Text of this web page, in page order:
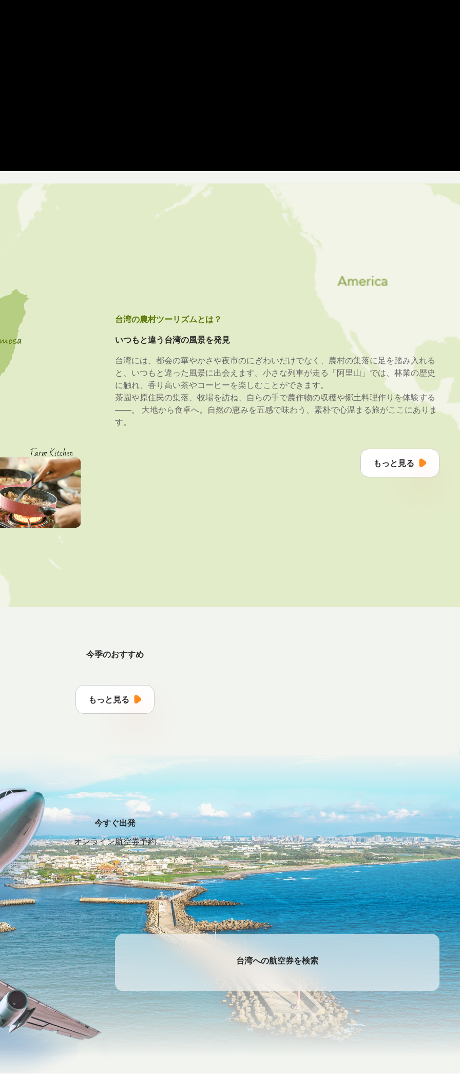
台湾の農村ツーリズムとは？
いつもと違う台湾の風景を発見
台湾には、都会の華やかさや夜市のにぎわいだけでなく、農村の集落に足を踏み入れる
と、いつもと違った風景に出会えます。小さな列車が走る「阿里山」では、林業の歴史
に触れ、香り高い茶やコーヒーを楽しむことができます。
茶園や原住民の集落、牧場を訪ね、自らの手で農作物の収穫や郷土料理作りを体験する
――。 大地から食卓へ。自然の恵みを五感で味わう、素朴で心温まる旅がここにありま
す。
もっと見る
今季のおすすめ
もっと見る
今すぐ出発
オンライン航空券予約
台湾への航空券を検索